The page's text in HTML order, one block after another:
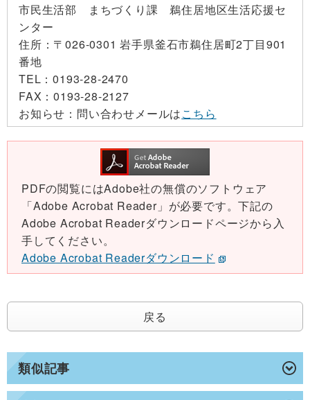
類似記事
市民生活部 まちづくり課 鵜住居地区生活応援セ
ンター
住所： 〒026-0301 岩手県釜石市鵜住居町2丁目901
番地
TEL：0193-28-2470
FAX：0193-28-2127
お知らせ： 問い合わせメールはこちら
PDFの閲覧にはAdobe社の無償のソフトウェア
「Adobe Acrobat Reader」が必要です。下記の
Adobe Acrobat Readerダウンロードページから入
手してください。
Adobe Acrobat Readerダウンロード
戻る